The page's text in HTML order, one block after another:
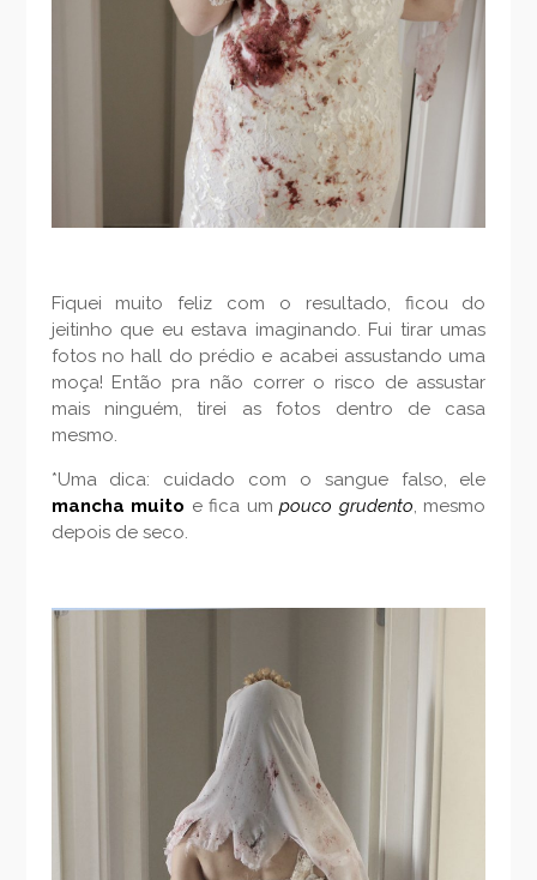
Fiquei muito feliz com o resultado, ficou do
jeitinho que eu estava imaginando. Fui tirar umas
fotos no hall do prédio e acabei assustando uma
moça! Então pra não correr o risco de assustar
mais ninguém, tirei as fotos dentro de casa
mesmo.
*Uma dica: cuidado com o sangue falso, ele
mancha muito e fica umpouco grudento, mesmo
depois de seco.